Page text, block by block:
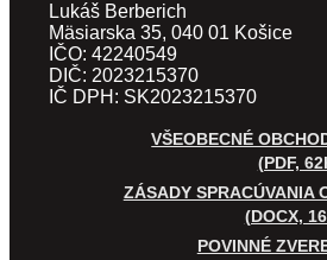
Lukáš Berberich
Mäsiarska 35, 040 01 Košice
IČO: 42240549
DIČ: 2023215370
IČ DPH: SK2023215370
VŠEOBECNÉ
(PDF,
ZÁSADY SPRACÚVANIA
(DOCX,
POVINNÉ